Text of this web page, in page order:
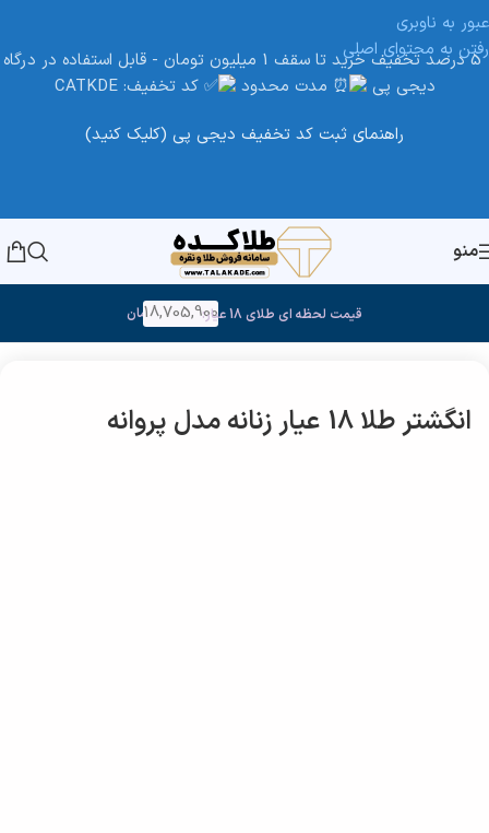
عبور به ناوبری
رفتن به محتوای اصلی
5 درصد تخفیف خرید تا سقف 1 میلیون تومان - قابل استفاده در درگاه
دیجی پی
مدت محدود
کد تخفیف: CATKDE
راهنمای ثبت کد تخفیف دیجی پی (کلیک کنید)
منو
تومان18,705,900 قیمت لحظه ای طلای 18 عیار:
انگشتر طلا 18 عیار زنانه مدل پروانه